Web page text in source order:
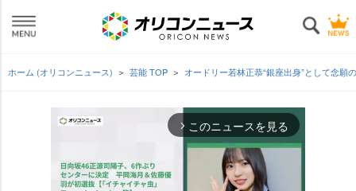
ホーム (オリコンニュース) 芸能 TOP オードリー若林正恭“銀座出身”として念
arrow_forward_ios このニュースを見る